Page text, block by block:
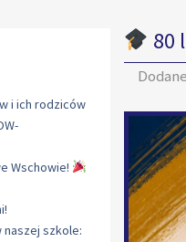
80
i ich rodziców
Wschowie!
naszej szkole: